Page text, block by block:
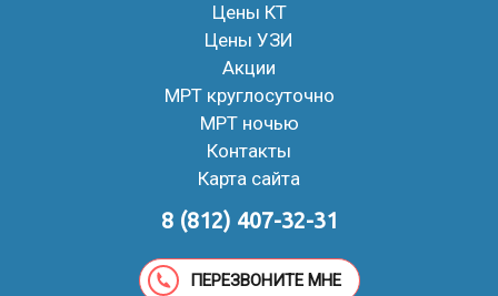
Цены КТ
Цены УЗИ
Акции
МРТ круглосуточно
МРТ ночью
Контакты
Карта сайта
8 (812) 407-32-31
ПЕРЕЗВОНИТЕ МНЕ